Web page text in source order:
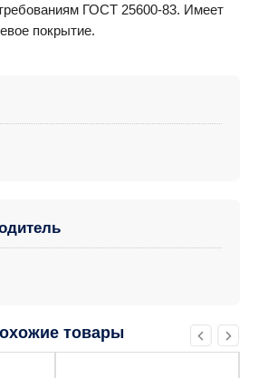
ГОСТ 25600-83. Имеет
покрытие.
товары